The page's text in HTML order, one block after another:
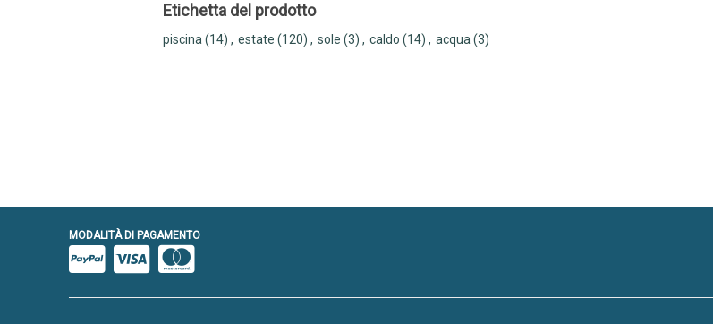
Etichetta del prodotto
piscina(14) , estate (120) , sole (3) , caldo (14) , acqua(3)
MODALITÀ DI PAGAMENTO